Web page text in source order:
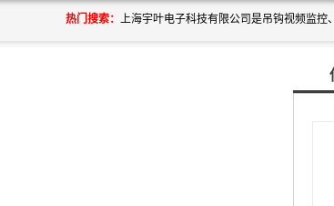
热门搜索：